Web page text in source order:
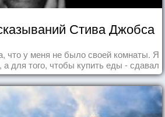
Стива Джобса
что у меня не было своей комнаты. Я
а для того, чтобы купить еды - сдавал
из под кока-колы"